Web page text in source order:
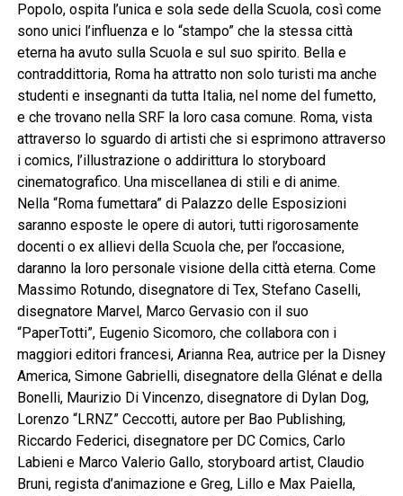
Popolo, ospita l’unica e sola sede della Scuola, così come
sono unici l’influenza e lo “stampo” che la stessa città
eterna ha avuto sulla Scuola e sul suo spirito. Bella e
contraddittoria, Roma ha attratto non solo turisti ma anche
studenti e insegnanti da tutta Italia, nel nome del fumetto,
e che trovano nella SRF la loro casa comune. Roma, vista
attraverso lo sguardo di artisti che si esprimono attraverso
i comics, l’illustrazione o addirittura lo storyboard
cinematografico. Una miscellanea di stili e di anime.
Nella “Roma fumettara” di Palazzo delle Esposizioni
saranno esposte le opere di autori, tutti rigorosamente
docenti o ex allievi della Scuola che, per l’occasione,
daranno la loro personale visione della città eterna. Come
Massimo Rotundo, disegnatore di Tex, Stefano Caselli,
disegnatore Marvel, Marco Gervasio con il suo
“PaperTotti”, Eugenio Sicomoro, che collabora con i
maggiori editori francesi, Arianna Rea, autrice per la Disney
America, Simone Gabrielli, disegnatore della Glénat e della
Bonelli, Maurizio Di Vincenzo, disegnatore di Dylan Dog,
Lorenzo “LRNZ” Ceccotti, autore per Bao Publishing,
Riccardo Federici, disegnatore per DC Comics, Carlo
Labieni e Marco Valerio Gallo, storyboard artist, Claudio
Bruni, regista d’animazione e Greg, Lillo e Max Paiella,